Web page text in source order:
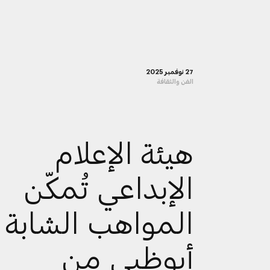
27 نوفمبر 2025
الفن والثقافة
هيئة الإعلام
الإبداعي تُمكّن
المواهب
أبوظبي من